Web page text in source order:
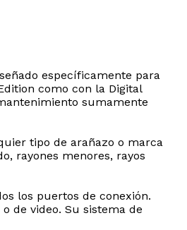
específicamente para
como con la Digital
sumamente
tipo de arañazo o marca
rayones menores, rayos
los puertos de conexión.
de video. Su sistema de